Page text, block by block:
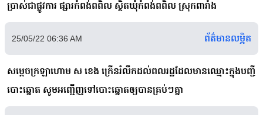
ប្រាស់ជាផ្លូវការ ផ្សារកំពង់ពពិល ស្ថិតឃុំកំពង់ពពិល ស្រុកពារាំង
25/05/22 06:36 AM ព័ត៌មានលម្អិត
សម្ដេចក្រឡាហោម ស ខេង ក្រើនរំលឹកដល់ពលរដ្ឋដែលមានឈ្មោះក្នុងបញ្ជី
បោះឆ្នោត សូមអញ្ជើញទៅបោះឆ្នោតឲ្យបានគ្រប់ៗគ្នា